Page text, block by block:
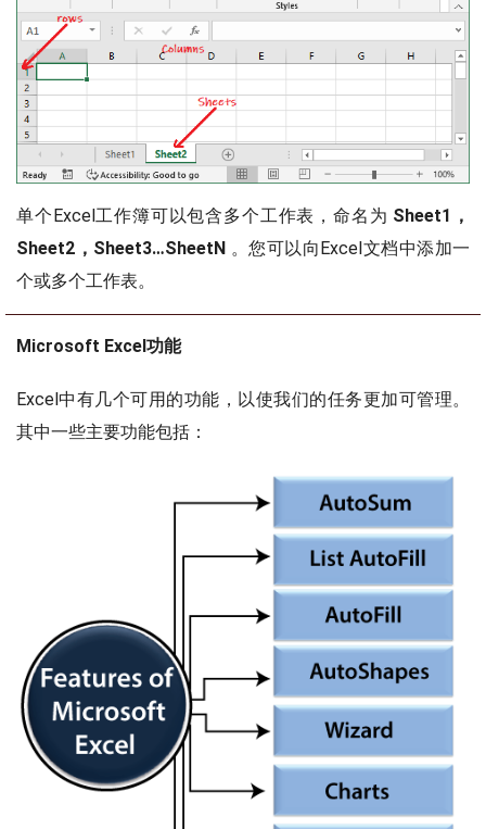
单个Excel工作簿可以包含多个工作表，命名为 Sheet1，
Sheet2，Sheet3…SheetN 。您可以向Excel文档中添加一
个或多个工作表。
Microsoft Excel功能
Excel中有几个可用的功能，以使我们的任务更加可管理。
其中一些主要功能包括：